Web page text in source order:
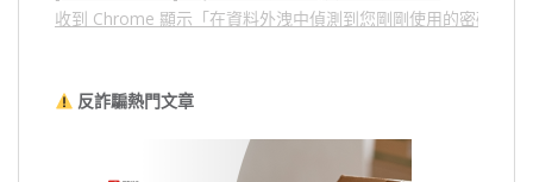
收到 Chrome 顯示「在資料外洩中偵測到您剛剛使用的密碼」
反詐騙熱門文章